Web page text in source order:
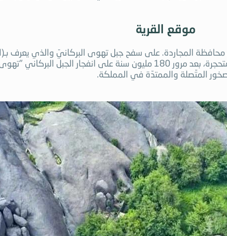
موقع القرية
متر من سطح البحر، حيث بنى أهلها بيوتاهم فوق حمم بركانية متحجرة، بعد مرور 180 مليون
المتّصلة والممتدّة في المملكة.